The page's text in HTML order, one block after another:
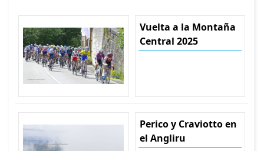
Vuelta a la Montaña
Central 2025
Perico y Craviotto en
el Angliru